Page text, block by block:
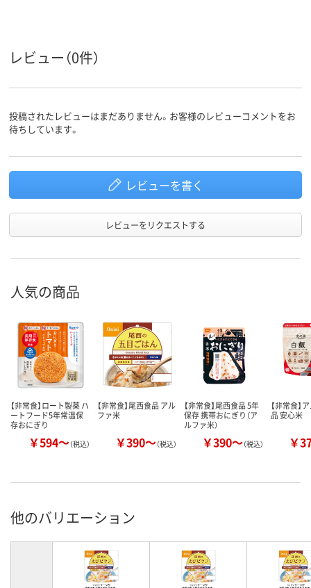
レビュー（0件）
投稿されたレビューはまだありません。お客様のレビューコメントをお
待ちしています。
レビューを書く
レビューをリクエストする
人気の商品
【非常食】ロート製薬 ハ
ートフード5年常温保
存おにぎり
￥594～（税込）
【非常食】尾西食品 アル
ファ米
￥390～（税込）
【非常食】尾西食品 5年
保存 携帯おにぎり（ア
ルファ米）
￥390～（税込）
【非常食】
品 安心米
￥
他のバリエーション